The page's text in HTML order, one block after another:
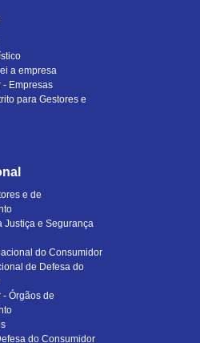
a empresa
- Empresas
para Gestores e
e de
Justiça e Segurança
do Consumidor
de Defesa do
- Órgãos de
do Consumidor